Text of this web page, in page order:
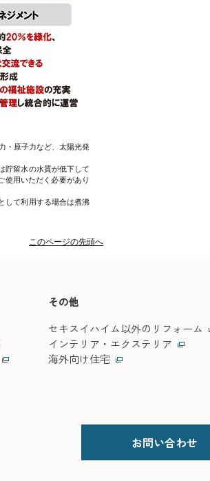
・原子力など、太陽光発
貯留水の水質が低下して
使用いただく必要があり
して利用する場合は煮沸
このページの先頭へ
その他
セキスイハイム以外のリフォーム
インテリア・エクステリア
海外向け住宅
お問い合わせ